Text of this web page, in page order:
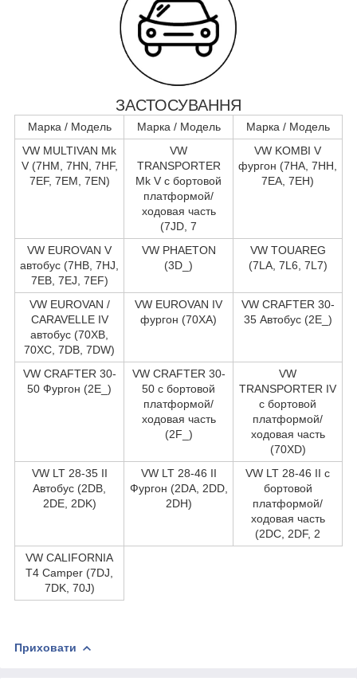
ЗАСТОСУВАННЯ
Марка / Модель Марка / Модель
Марка / Модель
VW MULTIVAN Mk
V (7HM, 7HN, 7HF,
7EF, 7EM, 7EN)
VW
TRANSPORTER
Mk V c бортовой
платформой/
ходовая часть
(7JD, 7
VW KOMBI V
фургон (7HA, 7HH,
7EA, 7EH)
VW EUROVAN V
автобус (7HB, 7HJ,
7EB, 7EJ, 7EF)
VW PHAETON
(3D_)
VW TOUAREG
(7LA, 7L6, 7L7)
VW EUROVAN /
CARAVELLE IV
автобус (70XB,
70XC, 7DB, 7DW)
VW EUROVAN IV
фургон (70XA)
VW CRAFTER 30-
35 Автобус (2E_)
VW CRAFTER 30-
50 Фургон (2E_)
VW CRAFTER 30-
50 c бортовой
платформой/
ходовая часть
(2F_)
VW
TRANSPORTER IV
c бортовой
платформой/
ходовая часть
(70XD)
VW LT 28-35 II
Автобус (2DB,
2DE, 2DK)
VW LT 28-46 II
Фургон (2DA, 2DD,
2DH)
VW LT 28-46 II c
бортовой
платформой/
ходовая часть
(2DC, 2DF, 2
VW CALIFORNIA
T4 Camper (7DJ,
7DK, 70J)
Приховати